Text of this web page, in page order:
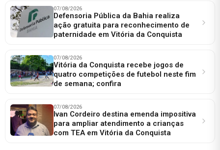
07/08/2026
Defensoria Pública da Bahia realiza
ação gratuita para reconhecimento de
paternidade em Vitória da Conquista
07/08/2026
Vitória da Conquista recebe jogos de
quatro competições de futebol neste fim
de semana; confira
07/08/2026
Ivan Cordeiro destina emenda impositiva
para ampliar atendimento a crianças
com TEA em Vitória da Conquista